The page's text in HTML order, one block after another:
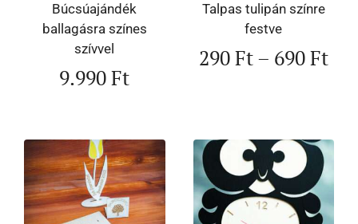
Búcsúajándék
ballagásra színes
szívvel
9.990Ft
Talpas tulipán színre
festve
290Ft– 690Ft